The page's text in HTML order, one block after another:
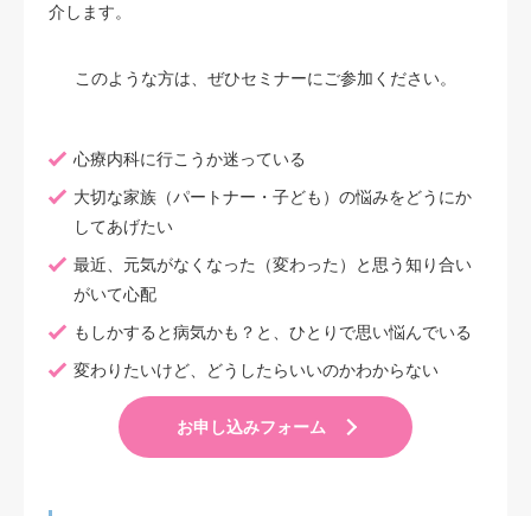
介します。
このような方は、ぜひセミナーにご参加ください。
心療内科に行こうか迷っている
大切な家族（パートナー・子ども）の悩みをどうにか
してあげたい
最近、元気がなくなった（変わった）と思う知り合い
がいて心配
もしかすると病気かも？と、ひとりで思い悩んでいる
変わりたいけど、どうしたらいいのかわからない
お申し込みフォーム